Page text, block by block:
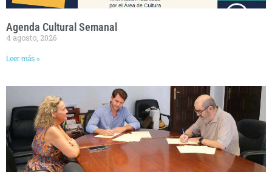
Agenda Cultural Semanal
4 agosto, 2026
Leer más »